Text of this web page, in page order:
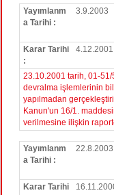
Yayımlanm
a Tarihi :
3.9.2003
Karar Tarihi
:
4.12.2001
23.10.2001 tarih, 01-51/
devralma işlemlerinin
yapılmadan
Kanun'un 16/1.
verilmesine ilişkin
Yayımlanm
a Tarihi :
22.8.2003
Karar Tarihi